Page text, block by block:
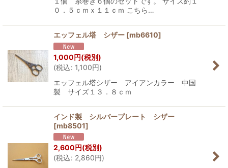
０．５ｃｍｘ１１ｃｍ こちら…
エッフェル塔 シザー [mb6610]
1,000円(税別)
(税込: 1,100円)
エッフェル塔シザー アイアンカラー 中国
製 サイズ１３．８ｃｍ
インド製 シルバープレート シザー
[mb8501]
2,600円(税別)
(税込: 2,860円)